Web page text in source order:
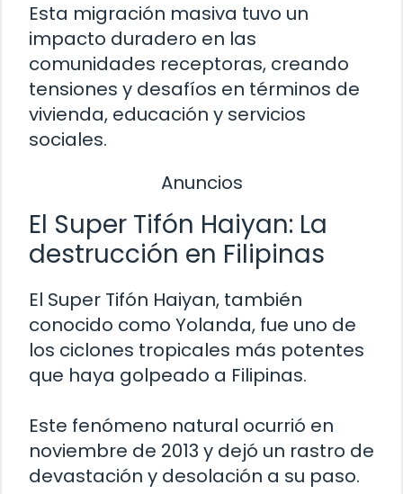
Esta migración masiva tuvo un
impacto duradero en las
comunidades receptoras, creando
tensiones y desafíos en términos de
vivienda, educación y servicios
sociales.
Anuncios
El Super Tifón Haiyan: La
destrucción en Filipinas
El Super Tifón Haiyan, también
conocido como Yolanda, fue uno de
los ciclones tropicales más potentes
que haya golpeado a Filipinas.
Este fenómeno natural ocurrió en
noviembre de 2013 y dejó un rastro de
devastación y desolación a su paso.